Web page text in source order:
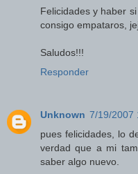
Felicidades y haber
consigo empataros,
Saludos!!!
Responder
Unknown 7/19/2007
pues felicidades, lo
verdad que a mi
saber algo nuevo.